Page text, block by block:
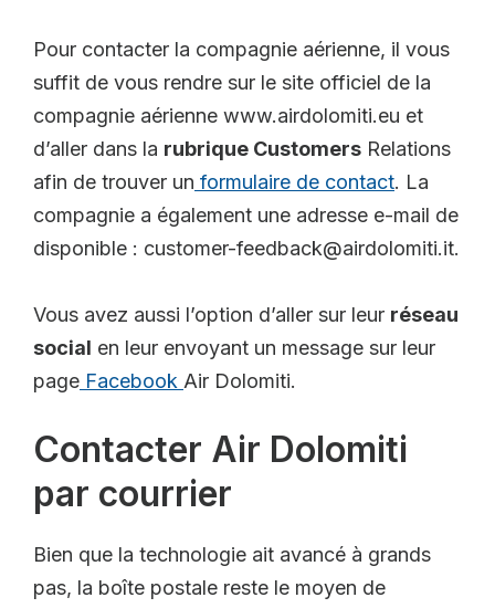
Pour contacter la compagnie aérienne, il vous
suffit de vous rendre sur le site officiel de la
compagnie aérienne www.airdolomiti.eu et
d’aller dans la rubrique Customers Relations
afin de trouver un formulaire de contact. La
compagnie a également une adresse e-mail de
disponible : customer-feedback@airdolomiti.it.
Vous avez aussi l’option d’aller sur leur réseau
social en leur envoyant un message sur leur
page Facebook Air Dolomiti.
Contacter Air Dolomiti
par courrier
Bien que la technologie ait avancé à grands
pas, la boîte postale reste le moyen de